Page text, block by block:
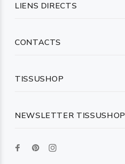
NEWSLETTER TISSUSHOP
LIENS DIRECTS
CONTACTS
TISSUSHOP